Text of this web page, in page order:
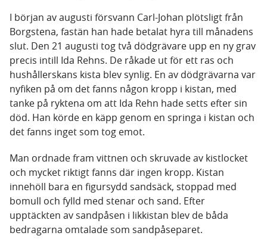
I början av augusti försvann Carl-Johan plötsligt från
Borgstena, fastän han hade betalat hyra till månadens
slut. Den 21 augusti tog två dödgrävare upp en ny grav
precis intill Ida Rehns. De råkade ut för ett ras och
hushållerskans kista blev synlig. En av dödgrävarna var
nyfiken på om det fanns någon kropp i kistan, med
tanke på ryktena om att Ida Rehn hade setts efter sin
död. Han körde en käpp genom en springa i kistan och
det fanns inget som tog emot.
Man ordnade fram vittnen och skruvade av kistlocket
och mycket riktigt fanns där ingen kropp. Kistan
innehöll bara en figursydd sandsäck, stoppad med
bomull och fylld med stenar och sand. Efter
upptäckten av sandpåsen i likkistan blev de båda
bedragarna omtalade som sandpåseparet.